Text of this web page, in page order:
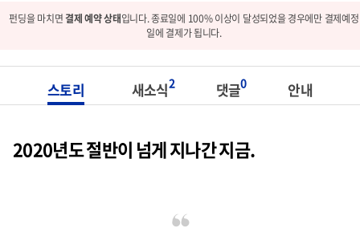
펀딩을 마치면결제 예약 상태입니다. 종료일에 100% 이상이 달성되었을 경우에만 결제예정
일에 결제가 됩니다.
스토리 새소식2 댓글0 안내
2020년도 절반이 넘게 지나간 지금.